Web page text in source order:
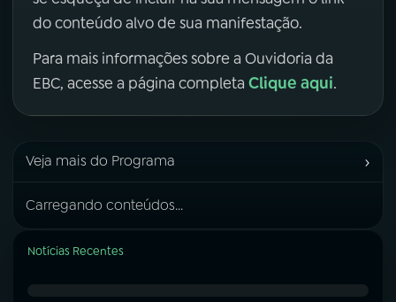
do conteúdo alvo de sua manifestação.
Para mais informações sobre a Ouvidoria da
EBC, acesse a página completa Clique aqui.
Veja mais do Programa ›
Carregando conteúdos...
Notícias Recentes